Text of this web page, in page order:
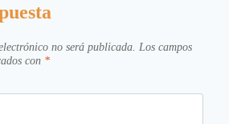
no será publicada. Los campos
con *